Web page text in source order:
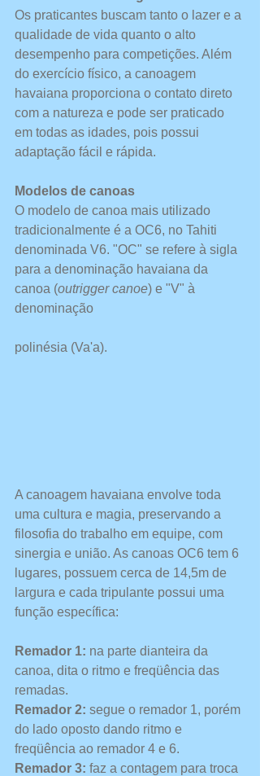
Os praticantes buscam tanto o lazer e a
qualidade de vida quanto o alto
desempenho para competições. Além
do exercício físico, a canoagem
havaiana proporciona o contato direto
com a natureza e pode ser praticado
em todas as idades, pois possui
adaptação fácil e rápida.
Modelos de canoas
O modelo de canoa mais utilizado
tradicionalmente é a OC6, no Tahiti
denominada V6. "OC" se refere à sigla
para a denominação havaiana da
canoa (outrigger canoe) e "V" à
denominação
polinésia (Va'a).
A canoagem havaiana envolve toda
uma cultura e magia, preservando a
filosofia do trabalho em equipe, com
sinergia e união. As canoas OC6 tem 6
lugares, possuem cerca de 14,5m de
largura e cada tripulante possui uma
função específica:
Remador 1: na parte dianteira da
canoa, dita o ritmo e freqüência das
remadas.
Remador 2: segue o remador 1, porém
do lado oposto dando ritmo e
freqüência ao remador 4 e 6.
Remador 3: faz a contagem para troca